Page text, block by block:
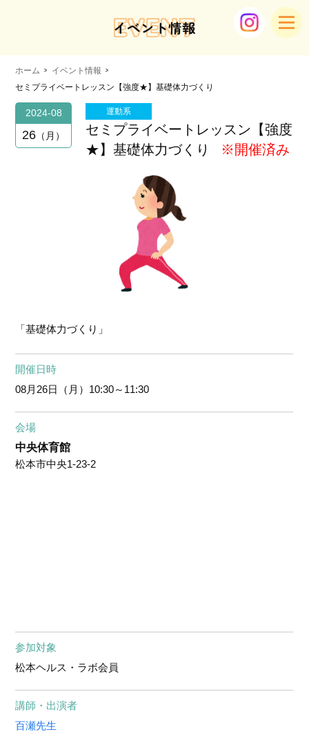
EVENT
イベント情報
ホーム
イベント情報
セミプライベートレッスン【強度★】基礎体力づくり
2024-08
26 月
運動系
セミプライベートレッスン【強度
★】基礎体力づくり
※開催済み
「基礎体力づくり」
開催日時
08月26日（月） 10:30～11:30
会場
中央体育館
松本市中央1-23-2
参加対象
松本ヘルス・ラボ会員
講師・出演者
百瀬先生